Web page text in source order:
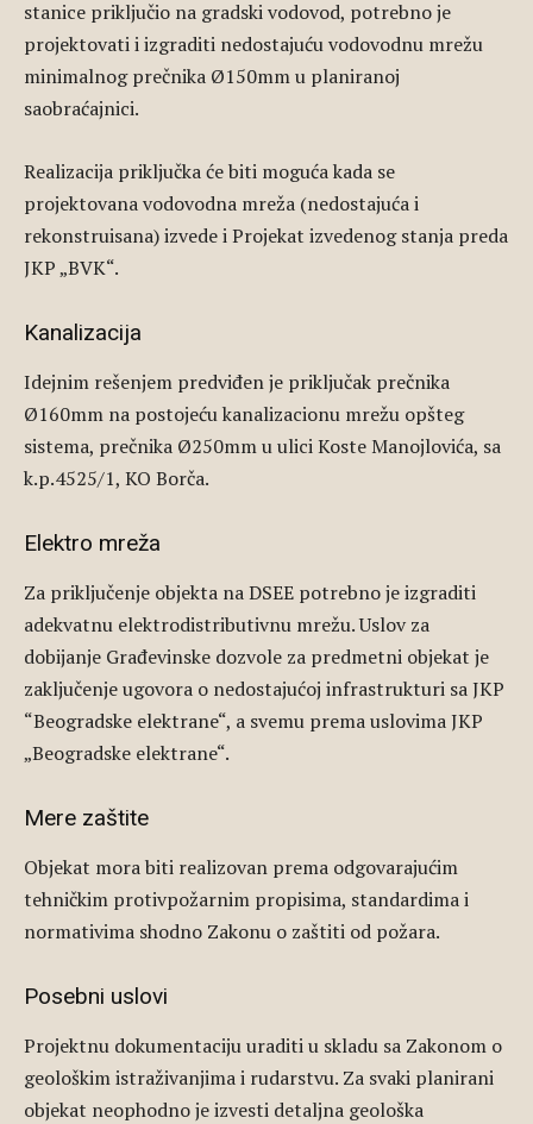
stanice priključio na gradski vodovod, potrebno je
projektovati i izgraditi nedostajuću vodovodnu mrežu
minimalnog prečnika Ø150mm u planiranoj
saobraćajnici.
Realizacija priključka će biti moguća kada se
projektovana vodovodna mreža (nedostajuća i
rekonstruisana) izvede i Projekat izvedenog stanja preda
JKP „BVK“.
Kanalizacija
Idejnim rešenjem predviđen je priključak prečnika
Ø160mm na postojeću kanalizacionu mrežu opšteg
sistema, prečnika Ø250mm u ulici Koste Manojlovića, sa
k.p.4525/1, KO Borča.
Elektro mreža
Za priključenje objekta na DSEE potrebno je izgraditi
adekvatnu elektrodistributivnu mrežu. Uslov za
dobijanje Građevinske dozvole za predmetni objekat je
zaključenje ugovora o nedostajućoj infrastrukturi sa JKP
“Beogradske elektrane“, a svemu prema uslovima JKP
„Beogradske elektrane“.
Mere zaštite
Objekat mora biti realizovan prema odgovarajućim
tehničkim protivpožarnim propisima, standardima i
normativima shodno Zakonu o zaštiti od požara.
Posebni uslovi
Projektnu dokumentaciju uraditi u skladu sa Zakonom o
geološkim istraživanjima i rudarstvu. Za svaki planirani
objekat neophodno je izvesti detaljna geološka